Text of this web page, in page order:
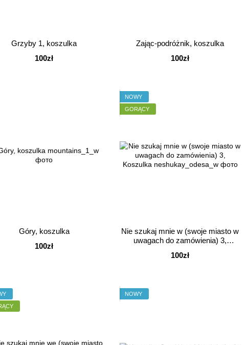
Grzyby 1, koszulka
100zł
Zając-podróżnik, koszulka
100zł
Góry, koszulka
100zł
NOWY
GORĄCY
Nie szukaj mnie w (swoje miasto w
uwagach do zamówienia) 3,
100zł
NOWY